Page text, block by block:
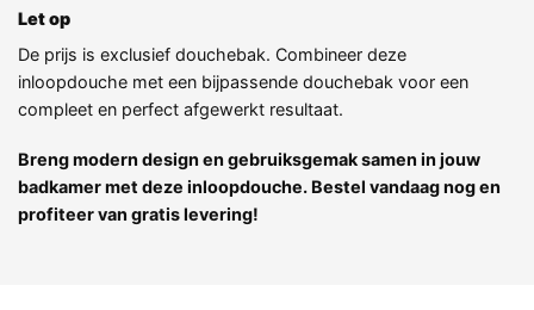
Let op
De prijs is exclusief douchebak. Combineer deze
inloopdouche met een bijpassende douchebak voor een
compleet en perfect afgewerkt resultaat.
Breng modern design en gebruiksgemak samen in jouw
badkamer met deze inloopdouche. Bestel vandaag nog en
profiteer van gratis levering!